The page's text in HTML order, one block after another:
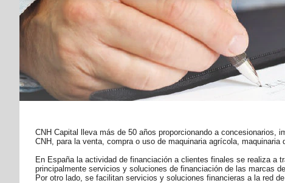
CNH Capital lleva más de 50 años proporcionando a
CNH, para la venta, compra o uso de maquinaria agrícola,
En España la actividad de financiación a clientes finales se realiza a
principalmente servicios y soluciones de financiación de las marcas
Por otro lado, se facilitan servicios y soluciones financieras a la red